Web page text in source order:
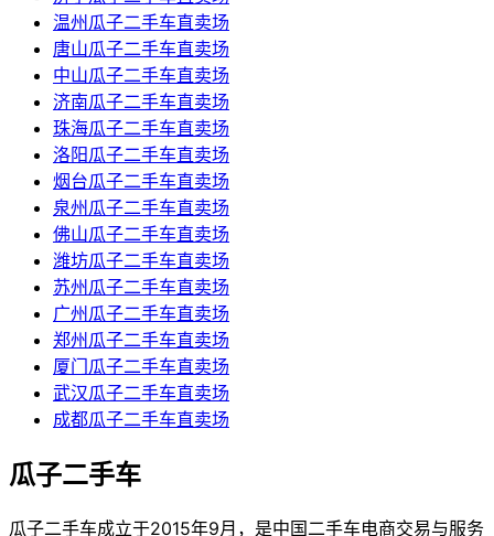
温州瓜子二手车直卖场
唐山瓜子二手车直卖场
中山瓜子二手车直卖场
济南瓜子二手车直卖场
珠海瓜子二手车直卖场
洛阳瓜子二手车直卖场
烟台瓜子二手车直卖场
泉州瓜子二手车直卖场
佛山瓜子二手车直卖场
潍坊瓜子二手车直卖场
苏州瓜子二手车直卖场
广州瓜子二手车直卖场
郑州瓜子二手车直卖场
厦门瓜子二手车直卖场
武汉瓜子二手车直卖场
成都瓜子二手车直卖场
瓜子二手车
瓜子二手车成立于2015年9月，是中国二手车电商交易与服务